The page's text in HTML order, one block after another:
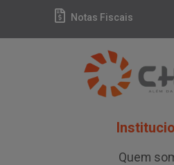
Notas Fiscais
Quem